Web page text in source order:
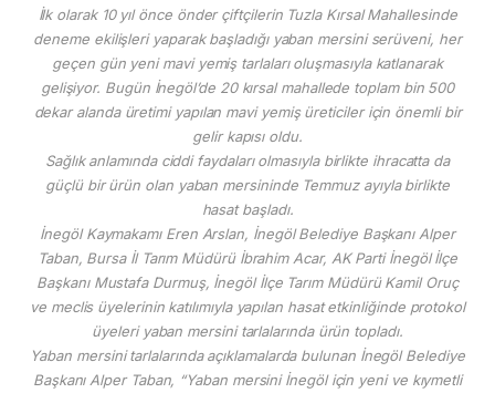
İlk olarak 10 yıl önce önder çiftçilerin Tuzla Kırsal Mahallesinde
deneme ekilişleri yaparak başladığı yaban mersini serüveni, her
geçen gün yeni mavi yemiş tarlaları oluşmasıyla katlanarak
gelişiyor. Bugün İnegöl’de 20 kırsal mahallede toplam bin 500
dekar alanda üretimi yapılan mavi yemiş üreticiler için önemli bir
gelir kapısı oldu.
Sağlık anlamında ciddi faydaları olmasıyla birlikte ihracatta da
güçlü bir ürün olan yaban mersininde Temmuz ayıyla birlikte
hasat başladı.
İnegöl Kaymakamı Eren Arslan, İnegöl Belediye Başkanı Alper
Taban, Bursa İl Tarım Müdürü İbrahim Acar, AK Parti İnegöl İlçe
Başkanı Mustafa Durmuş, İnegöl İlçe Tarım Müdürü Kamil Oruç
ve meclis üyelerinin katılımıyla yapılan hasat etkinliğinde protokol
üyeleri yaban mersini tarlalarında ürün topladı.
Yaban mersini tarlalarında açıklamalarda bulunan İnegöl Belediye
Başkanı Alper Taban, “Yaban mersini İnegöl için yeni ve kıymetli